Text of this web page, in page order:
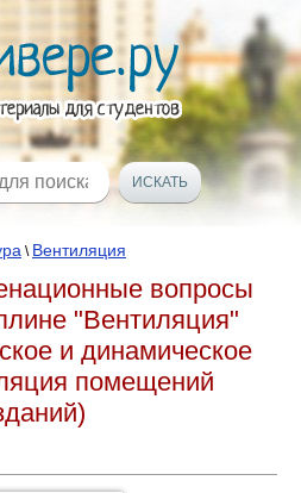
\ Вентиляция
вопросы
"Вентиляция"
и динамическое
помещений